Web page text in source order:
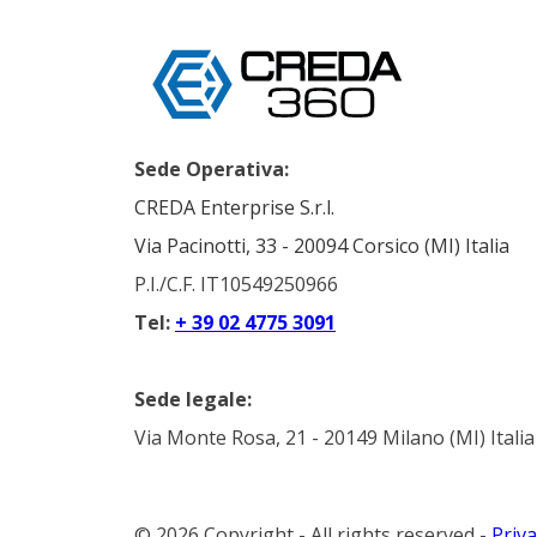
Sede Operativa:
CREDA Enterprise S.r.l.
Via Pacinotti, 33 - 20094 Corsico (MI) Italia
P.I./C.F. IT10549250966
Tel: + 39 02 4775 3091
Sede legale:
Via Monte Rosa, 21 - 20149 Milano (MI) Italia